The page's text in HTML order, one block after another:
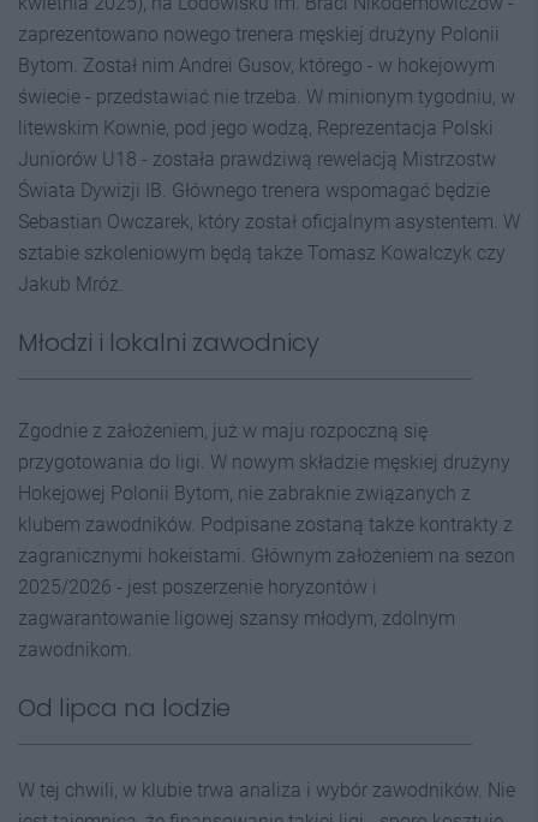
zaprezentowano nowego trenera męskiej drużyny Polonii
Bytom. Został nim Andrei Gusov, którego - w hokejowym
świecie - przedstawiać nie trzeba. W minionym tygodniu, w
litewskim Kownie, pod jego wodzą, Reprezentacja Polski
Juniorów U18 - została prawdziwą rewelacją Mistrzostw
Świata Dywizji IB. Głównego trenera wspomagać będzie
Sebastian Owczarek, który został oficjalnym asystentem. W
sztabie szkoleniowym będą także Tomasz Kowalczyk czy
Jakub Mróz.
Młodzi i lokalni zawodnicy
Zgodnie z założeniem, już w maju rozpoczną się
przygotowania do ligi. W nowym składzie męskiej drużyny
Hokejowej Polonii Bytom, nie zabraknie związanych z
klubem zawodników. Podpisane zostaną także kontrakty z
zagranicznymi hokeistami. Głównym założeniem na sezon
2025/2026 - jest poszerzenie horyzontów i
zagwarantowanie ligowej szansy młodym, zdolnym
zawodnikom.
Od lipca na lodzie
W tej chwili, w klubie trwa analiza i wybór zawodników. Nie